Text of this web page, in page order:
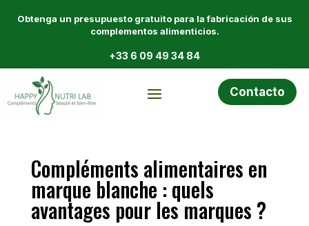
Obtenga un presupuesto gratuito para la fabricación de sus
complementos alimenticios.
+33 6 09 49 34 84
Contacto
Compléments alimentaires en
marque blanche : quels
avantages pour les marques ?